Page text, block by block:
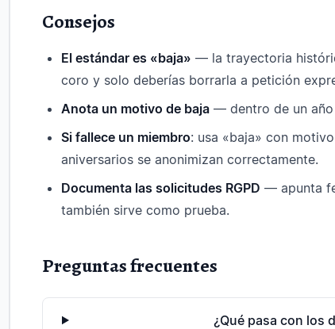
Consejos
El estándar es «baja» — la trayectoria
coro y solo deberías borrarla a petición
Anota un motivo de baja — dentro de un año
Si fallece un miembro: usa «baja» con
aniversarios se anonimizan correctamente.
Documenta las solicitudes RGPD — apunta
también sirve como prueba.
Preguntas frecuentes
¿Qué pasa con los